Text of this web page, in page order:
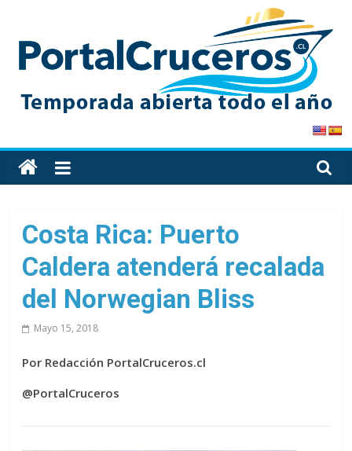
content
PortalCruceros
Toda
la
de
cruceros
en
solo
Costa Rica: Puerto
Caldera atenderá recalada
del Norwegian Bliss
Mayo 15, 2018
Por Redacción PortalCruceros.cl
@PortalCruceros